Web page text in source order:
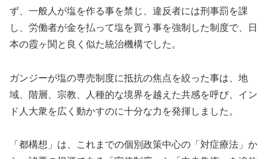
ず、一般人が塩を作る事を禁じ、違反者には刑事罰を課
し、労働者が金を払って塩を買う事を強制した制度で、日
本の霞ヶ関と良く似た統治機構でした。
ガンジーが塩の専売制度に抵抗の焦点を絞った事は、地
域、階層、宗教、人種的な境界を越えた共感を呼び、イン
ド人大衆を広く動かすのに十分な力を発揮しました。
「都構想」は、これまでの個別政策中心の「対症療法」か